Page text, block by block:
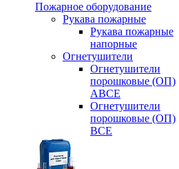
Пожарное оборудование
Рукава пожарные
Рукава пожарные
напорные
Огнетушители
Огнетушители
порошковые (ОП)
АВСЕ
Огнетушители
порошковые (ОП)
ВСЕ